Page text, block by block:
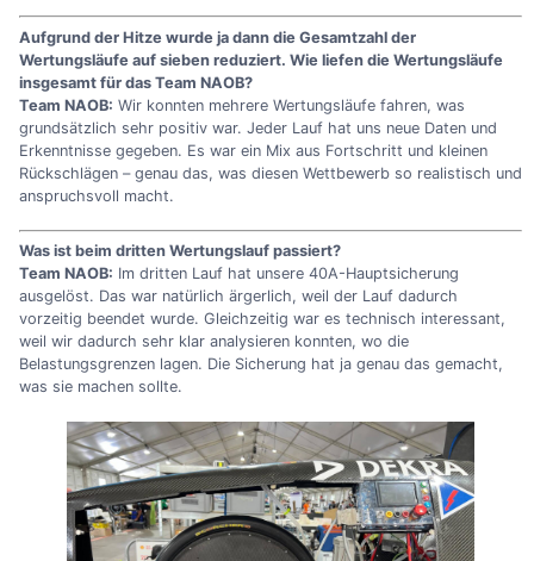
Aufgrund der Hitze wurde ja dann die Gesamtzahl der
Wertungsläufe auf sieben reduziert. Wie liefen die Wertungsläufe
insgesamt für das Team NAOB?
Team NAOB: Wir konnten mehrere Wertungsläufe fahren, was
grundsätzlich sehr positiv war. Jeder Lauf hat uns neue Daten und
Erkenntnisse gegeben. Es war ein Mix aus Fortschritt und kleinen
Rückschlägen – genau das, was diesen Wettbewerb so realistisch und
anspruchsvoll macht.
Was ist beim dritten Wertungslauf passiert?
Team NAOB: Im dritten Lauf hat unsere 40A-Hauptsicherung
ausgelöst. Das war natürlich ärgerlich, weil der Lauf dadurch
vorzeitig beendet wurde. Gleichzeitig war es technisch interessant,
weil wir dadurch sehr klar analysieren konnten, wo die
Belastungsgrenzen lagen. Die Sicherung hat ja genau das gemacht,
was sie machen sollte.